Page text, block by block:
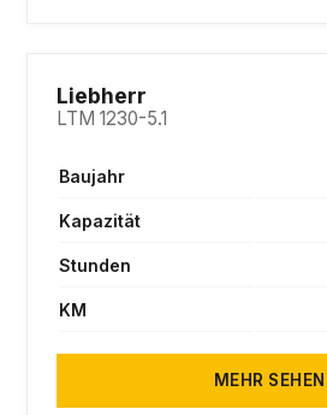
Liebherr
LTM 1230-5.1
Baujahr
Kapazität
Stunden
KM
MEHR SEHEN